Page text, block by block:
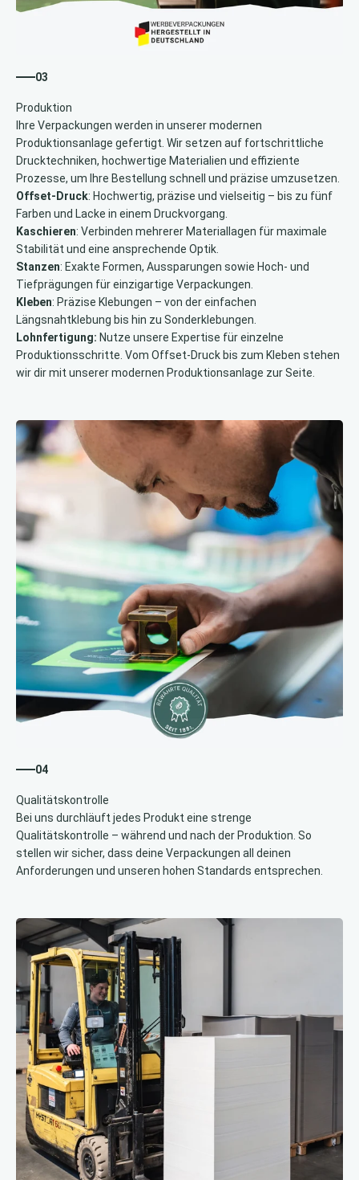
03
Ihre Verpackungen werden in unserer modernen
Produktionsanlage gefertigt. Wir setzen auf fortschrittliche
Drucktechniken, hochwertige Materialien und effiziente
Prozesse, um Ihre Bestellung schnell und präzise umzusetzen.
Offset-Druck: Hochwertig, präzise und vielseitig – bis zu fünf
Farben und Lacke in einem Druckvorgang.
Kaschieren: Verbinden mehrerer Materiallagen für maximale
Stabilität und eine ansprechende Optik.
Stanzen: Exakte Formen, Aussparungen sowie Hoch- und
Tiefprägungen für einzigartige Verpackungen.
Kleben: Präzise Klebungen – von der einfachen
Längsnahtklebung bis hin zu Sonderklebungen.
Lohnfertigung: Nutze unsere Expertise für einzelne
Produktionsschritte. Vom Offset-Druck bis zum Kleben stehen
wir dir mit unserer modernen Produktionsanlage zur Seite.
04
Bei uns durchläuft jedes Produkt eine strenge
Qualitätskontrolle – während und nach der Produktion. So
stellen wir sicher, dass deine Verpackungen all deinen
Anforderungen und unseren hohen Standards entsprechen.